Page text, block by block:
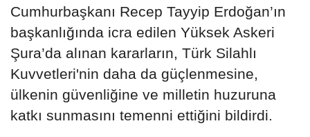
Cumhurbaşkanı Recep Tayyip Erdoğan’ın
başkanlığında icra edilen Yüksek Askeri
Şura’da alınan kararların, Türk Silahlı
Kuvvetleri'nin daha da güçlenmesine,
ülkenin güvenliğine ve milletin huzuruna
katkı sunmasını temenni ettiğini bildirdi.